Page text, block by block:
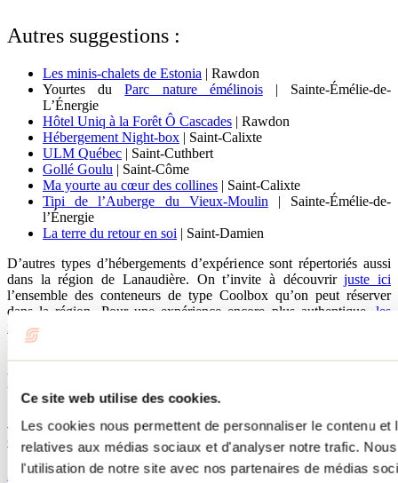
Ce site web utilise des cookies.
Les cookies nous permettent de personnaliser le contenu
relatives aux médias sociaux et d'analyser notre trafic.
l'utilisation de notre site avec nos partenaires de médias
Autres suggestions :
Les minis-chalets de Estonia | Rawdon
Yourtes duParc nature émélinois| Sainte-Émélie-de-
L’Énergie
Hôtel Uniq à la Forêt Ô Cascades | Rawdon
Hébergement Night-box | Saint-Calixte
ULM Québec | Saint-Cuthbert
Gollé Goulu | Saint-Côme
Ma yourte au cœur des collines | Saint-Calixte
Tipi de l’Auberge du Vieux-Moulin | Sainte-Émélie-de-
l’Énergie
La terre du retour en soi | Saint-Damien
D’autres types d’hébergements d’expérience sont répertoriés aussi
dans la région de Lanaudière. On t’invite à découvrirjuste ici
l’ensemble des conteneurs de type Coolbox qu’on peut réserver
dans la région. Pour une expérience encore plus authentique, les
refuges de la région
forêt.
Publications reliées
Camping rustique dans Lanaudière : les meilleures
options pour un séjour en nature
23 mars 2026 Par : Marilou M. Robitaille